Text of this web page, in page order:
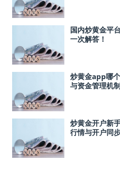
国内炒黄金平
一次解答！
炒黄金app哪
与资金管理机
炒黄金开户新
行情与开户同